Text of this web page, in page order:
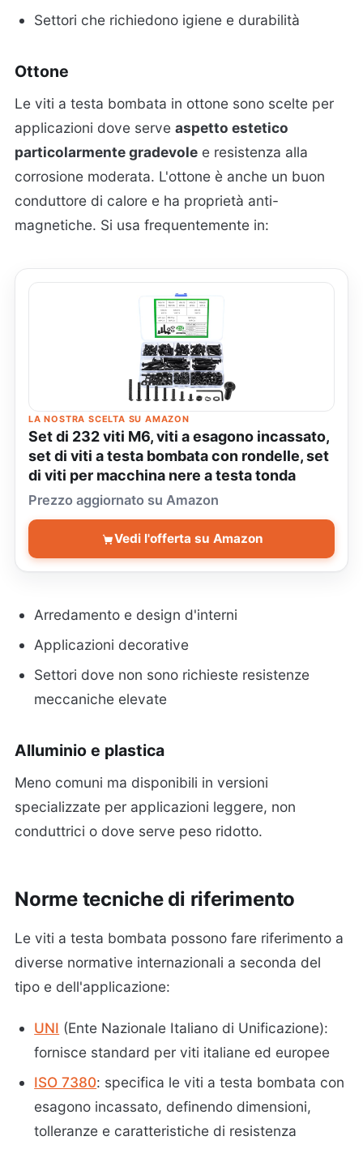
Settori che richiedono igiene e durabilità
Ottone
Le viti a testa bombata in ottone sono scelte per
applicazioni dove serve aspetto estetico
particolarmente gradevole e resistenza alla
corrosione moderata. L'ottone è anche un buon
conduttore di calore e ha proprietà anti-
magnetiche. Si usa frequentemente in:
LA NOSTRA SCELTA SU AMAZON
Set di 232 viti M6, viti a esagono incassato,
set di viti a testa bombata con rondelle, set
di viti per macchina nere a testa tonda
Prezzo aggiornato su Amazon
Vedi l'offerta su Amazon
Arredamento e design d'interni
Applicazioni decorative
Settori dove non sono richieste resistenze
meccaniche elevate
Alluminio e plastica
Meno comuni ma disponibili in versioni
specializzate per applicazioni leggere, non
conduttrici o dove serve peso ridotto.
Norme tecniche di riferimento
Le viti a testa bombata possono fare riferimento a
diverse normative internazionali a seconda del
tipo e dell'applicazione:
UNI (Ente Nazionale Italiano di Unificazione):
fornisce standard per viti italiane ed europee
ISO 7380: specifica le viti a testa bombata con
esagono incassato, definendo dimensioni,
tolleranze e caratteristiche di resistenza